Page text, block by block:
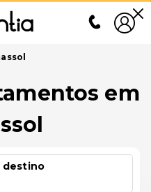
em
destino